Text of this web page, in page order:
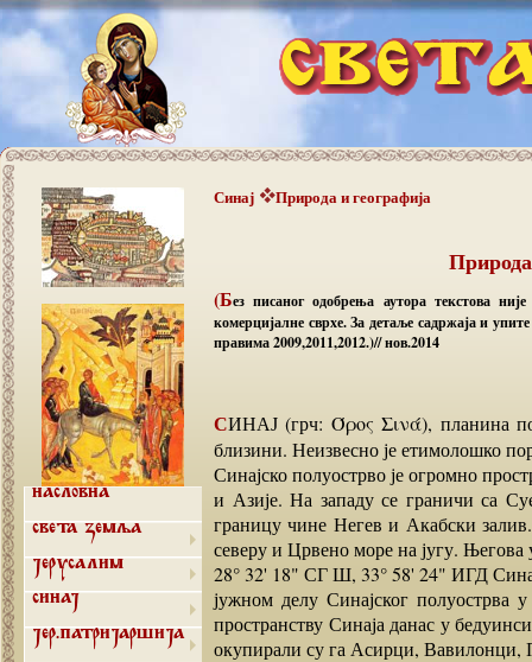
Насловна
Света земља
Јерусалим
Синај
Јер.патријаршија
Синај Природа и географија
(Без писаног одобрења аутора текстова
комерцијалне сврхе. За детаље садржаја и
правима 2009,2011,2012.)// нов.2014
СИНАЈ (грч: Όρος Σινά), планина по којој је названо цело полуострво, као и пустиња у
близини. Неизвесно је етимолошко
Синајско полуострво је огромно
и Азије. На западу се граничи са
границу чине Негев и Акабски
северу и Црвено море на југу.
28° 32' 18" СГ Ш, 33° 58' 24" ИГД
јужном делу Синајског
пространству Синаја данас у
окупирали су га Асирци, Вавилонци,